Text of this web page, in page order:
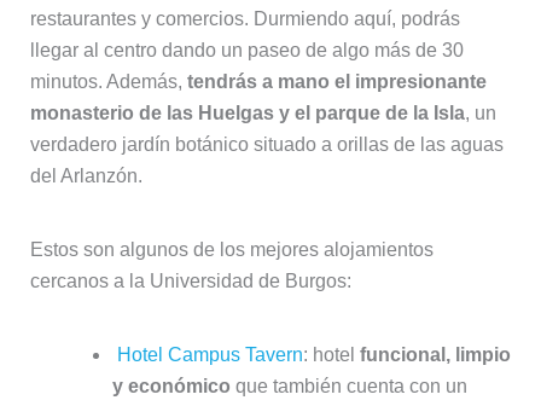
restaurantes y comercios. Durmiendo aquí, podrás
llegar al centro dando un paseo de algo más de 30
minutos. Además, tendrás a mano el impresionante
monasterio de las Huelgas y el parque de la Isla, un
verdadero jardín botánico situado a orillas de las aguas
del Arlanzón.
Estos son algunos de los mejores alojamientos
cercanos a la Universidad de Burgos:
Hotel Campus Tavern: hotel funcional, limpio
y económico que también cuenta con un